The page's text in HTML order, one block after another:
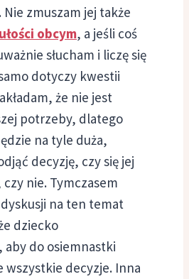
zmuszam jej także
obcym, a jeśli coś
słucham i liczę się
dotyczy kwestii
że nie jest
potrzeby, dlatego
na tyle duża,
decyzję, czy się jej
nie. Tymczasem
na ten temat
dziecko
aby do osiemnastki
wszystkie decyzje. Inna